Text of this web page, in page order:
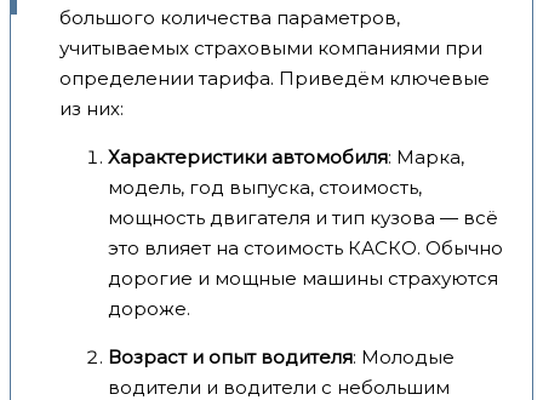
большого количества параметров,
учитываемых страховыми компаниями при
определении тарифа. Приведём ключевые
из них:
Характеристики автомобиля: Марка,
модель, год выпуска, стоимость,
мощность двигателя и тип кузова — всё
это влияет на стоимость КАСКО. Обычно
дорогие и мощные машины страхуются
дороже.
Возраст и опыт водителя: Молодые
водители и водители с небольшим